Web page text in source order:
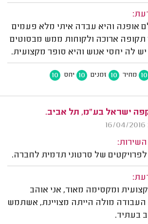
אופנה והיא עבדה איתי מלא פעמים
ארוכה ולקוחות ממש מבסוטים
לה יחסי אנוש והיא סופר מקצועית.
10 מחיר 10 זמנים 10 יחס 10
ישראל בע"מ, תל אביב.
השירות:
לפרויקטים של סרטוני תדמית לחברה.
ומקסימה מאוד, אני אוהב
העבודה מולה הייתה מצויינת, אשתמש
בעתיד.